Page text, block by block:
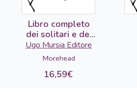
Libro completo
dei solitari e dei
giochi...
Ugo Mursia Editore
Morehead
16,59€